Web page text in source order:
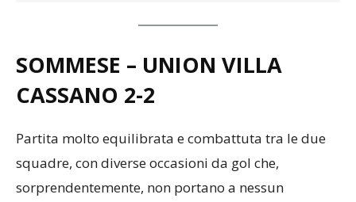
SOMMESE – UNION VILLA
CASSANO 2-2
Partita molto equilibrata e combattuta tra le due
squadre, con diverse occasioni da gol che,
sorprendentemente, non portano a nessun